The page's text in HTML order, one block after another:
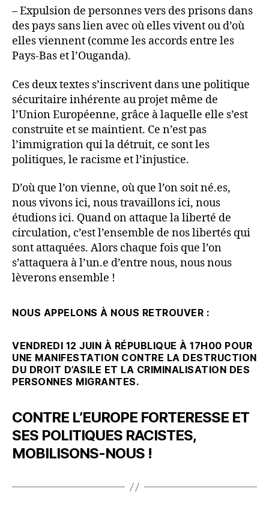
– Expulsion de personnes vers des prisons dans
des pays sans lien avec où elles vivent ou d’où
elles viennent (comme les accords entre les
Pays-Bas et l’Ouganda).
Ces deux textes s’inscrivent dans une politique
sécuritaire inhérente au projet même de
l’Union Européenne, grâce à laquelle elle s’est
construite et se maintient. Ce n’est pas
l’immigration qui la détruit, ce sont les
politiques, le racisme et l’injustice.
D’où que l’on vienne, où que l’on soit né.es,
nous vivons ici, nous travaillons ici, nous
étudions ici. Quand on attaque la liberté de
circulation, c’est l’ensemble de nos libertés qui
sont attaquées. Alors chaque fois que l’on
s’attaquera à l’un.e d’entre nous, nous nous
lèverons ensemble !
NOUS APPELONS À NOUS RETROUVER :
VENDREDI 12 JUIN À RÉPUBLIQUE À 17H00 POUR
UNE MANIFESTATION CONTRE LA DESTRUCTION
DU DROIT D’ASILE ET LA CRIMINALISATION DES
PERSONNES MIGRANTES.
CONTRE L’EUROPE FORTERESSE ET
SES POLITIQUES RACISTES,
MOBILISONS-NOUS !